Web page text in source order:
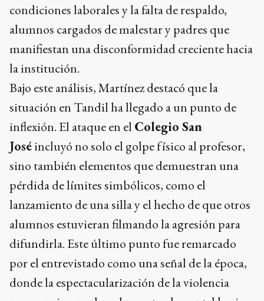
condiciones laborales y la falta de respaldo,
alumnos cargados de malestar y padres que
manifiestan una disconformidad creciente hacia
la institución.
Bajo este análisis, Martínez destacó que la
situación en Tandil ha llegado a un punto de
inflexión. El ataque en el Colegio San
Joséincluyó no solo el golpe físico al profesor,
sino también elementos que demuestran una
pérdida de límites simbólicos, como el
lanzamiento de una silla y el hecho de que otros
alumnos estuvieran filmando la agresión para
difundirla. Este último punto fue remarcado
por el entrevistado como una señal de la época,
donde la espectacularización de la violencia